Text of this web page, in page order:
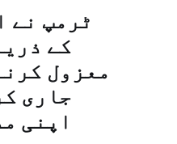
ٹرمپ نے
کے
معزول
جاری
اپنی